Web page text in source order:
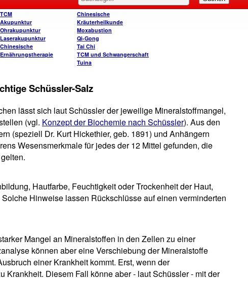
TCM
Akupunktur
Ohrakupunktur
Laserakupunktur
Chinesische
Ernährungstherapie
Chinesische
Kräuterheilkunde
Moxabustion
Qi-Gong
Tai Chi
TCM und Schwangerschaft
Tuina
Schüssler-Salz
lässt sich laut Schüssler der jeweilige Mineralstoffmangel,
(vgl. Konzept der Biochemie nach Schüssler). Aus den
(speziell Dr. Kurt Hickethier, geb. 1891) und Anhängern
Wesensmerkmale für jedes der 12 Mittel gefunden, die
Hautfarbe, Feuchtigkeit oder Trockenheit der Haut,
Hinweise lassen Rückschlüsse auf einen verminderten
Mangel an Mineralstoffen in den Zellen zu einer
können aber eine Verschiebung der Mineralstoffe
einer Krankheit kommt. Erst, wenn der
Krankheit. Diesem Fall könne aber - laut Schüssler - mit der